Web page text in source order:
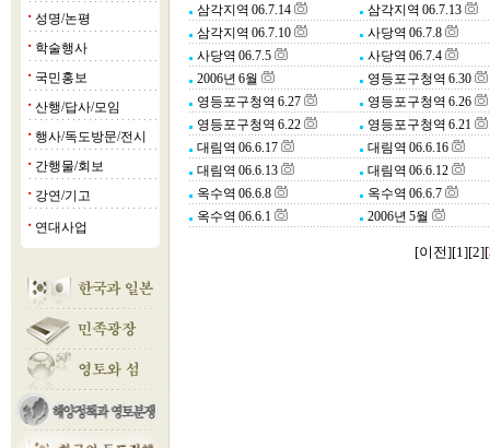
■ 성명/논평
■ 학술행사
■ 국민홍보
■ 산행/답사/모임
■ 행사/독도방문/전시
■ 간행물/회보
■ 강연/기고
■ 연대사업
삼각지역 06.7.14
삼각지역 06.7.13
삼각지역 06.7.10
사당역 06.7.8
사당역 06.7.5
사당역 06.7.4
2006년 6월
영등포구청역 6.30
영등포구청역 6.27
영등포구청역 6.26
영등포구청역 6.22
영등포구청역 6.21
대림역 06.6.17
대림역 06.6.16
대림역 06.6.13
대림역 06.6.12
옥수역 06.6.8
옥수역 06.6.7
옥수역 06.6.1
2006년 5월
[이전][1][2][